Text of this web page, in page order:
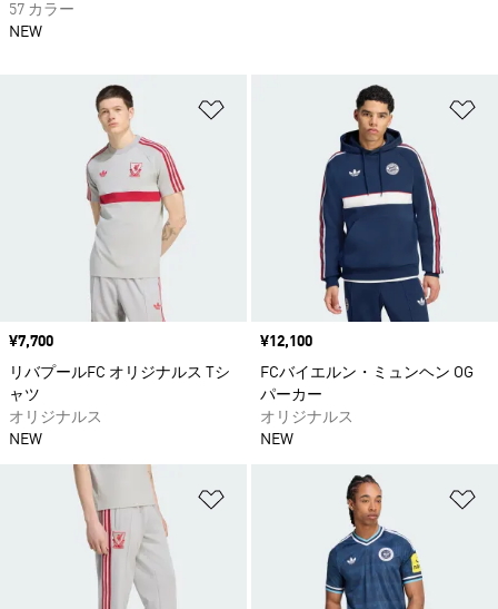
ほしいものリストに追加
価格
¥7,700
リバプールFC オリジナルス Tシ
ャツ
オリジナルス
NEW
価格
¥12,100
FCバイエルン・ミュンヘン OG
パーカー
オリジナルス
NEW
ほしいものリストに追加
57 カラー
NEW